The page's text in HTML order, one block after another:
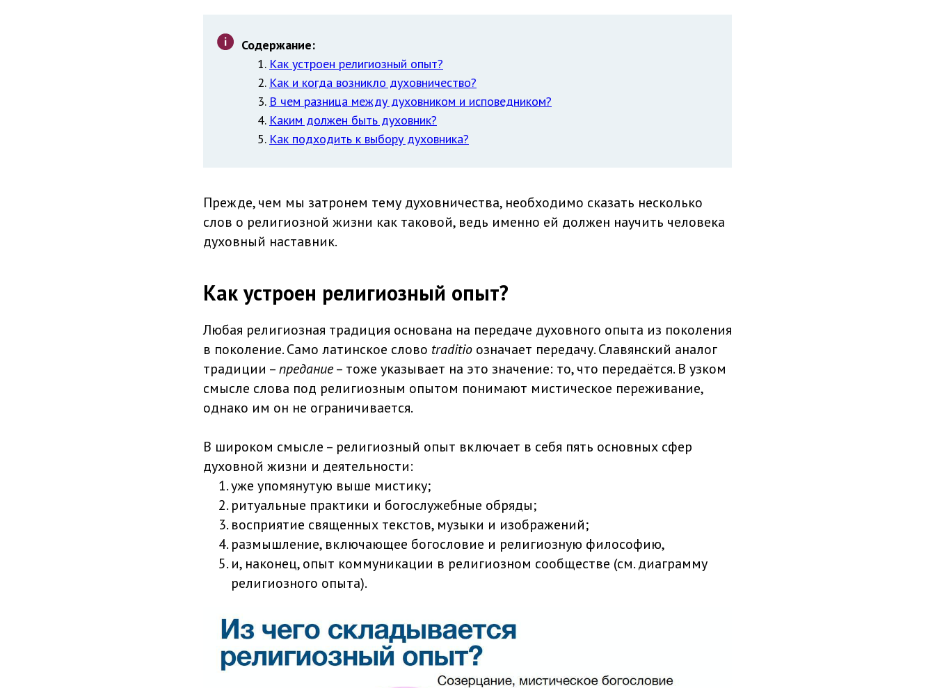
Содержание:
Как устроен религиозный опыт?
Как и когда возникло духовничество?
В чем разница между духовником и исповедником?
Каким должен быть духовник?
Как подходить к выбору духовника?
Прежде, чем мы затронем тему духовничества, необходимо сказать несколько
слов о религиозной жизни как таковой, ведь именно ей должен научить человека
духовный наставник.
Как устроен религиозный опыт?
Любая религиозная традиция основана на передаче духовного опыта из поколения
в поколение. Само латинское слово traditio означает передачу. Славянский аналог
традиции –предание– тоже указывает на это значение: то, что передаётся. В узком
смысле слова под религиозным опытом понимают мистическое переживание,
однако им он не ограничивается.
В широком смысле – религиозный опыт включает в себя пять основных сфер
духовной жизни и деятельности:
уже упомянутую выше мистику;
ритуальные практики и богослужебные обряды;
восприятие священных текстов, музыки и изображений;
размышление, включающее богословие и религиозную философию,
и, наконец, опыт коммуникации в религиозном сообществе (см. диаграмму
религиозного опыта).